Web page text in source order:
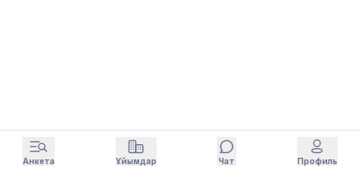
Анкета Ұйымдар Чат Профиль